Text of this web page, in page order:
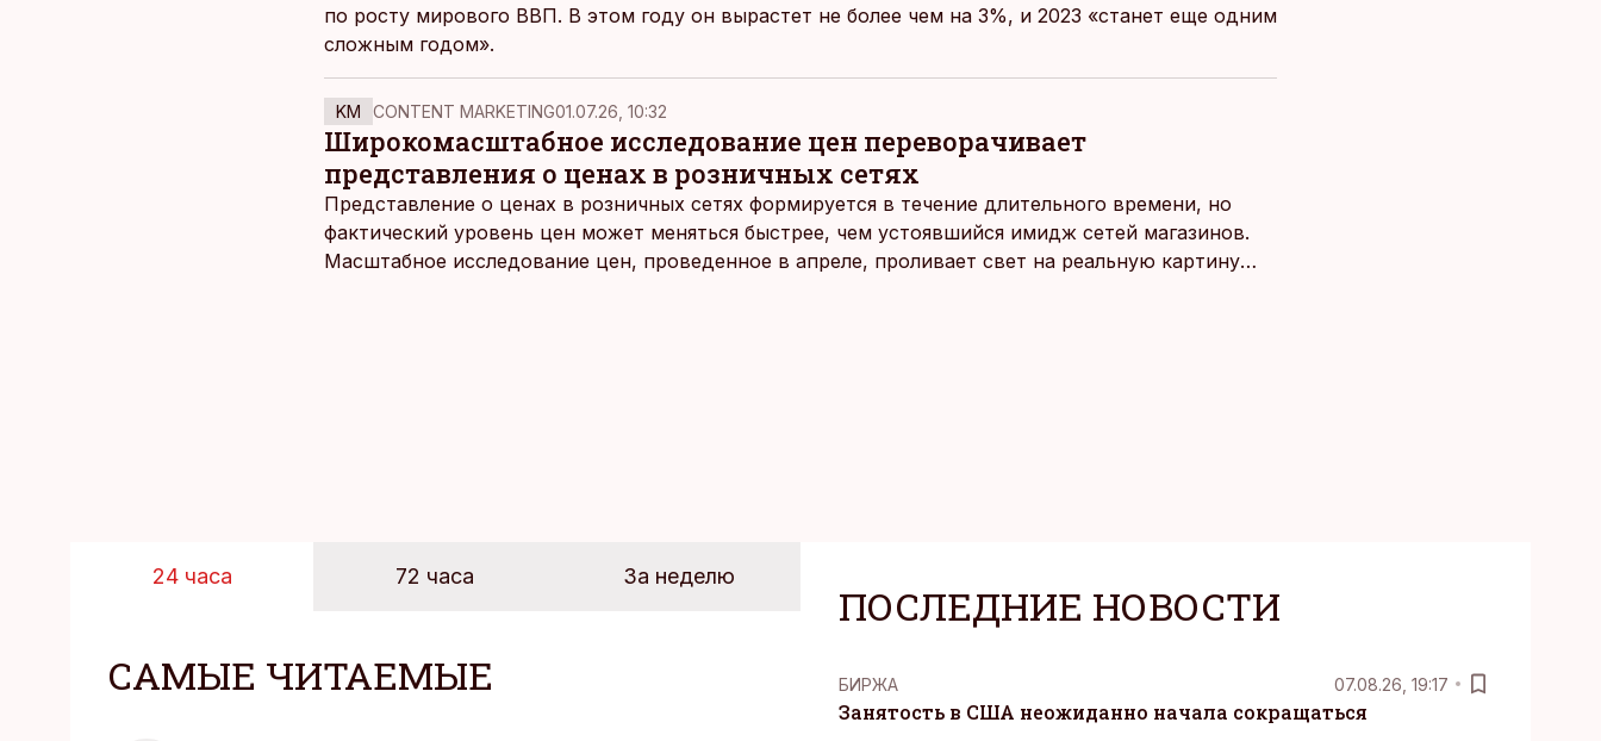
по росту мирового ВВП. В этом году он вырастет не более чем на 3%, и 2023 «станет еще одним
сложным годом».
KM CONTENT MARKETING01.07.26, 10:32
Широкомасштабное исследование цен переворачивает
представления о ценах в розничных сетях
Представление о ценах в розничных сетях формируется в течение длительного времени, но
фактический уровень цен может меняться быстрее, чем устоявшийся имидж сетей магазинов.
Масштабное исследование цен, проведенное в апреле, проливает свет на реальную картину
24 часа 72 часа За неделю
САМЫЕ ЧИТАЕМЫЕ
ПОСЛЕДНИЕ НОВОСТИ
БИРЖА 07.08.26, 19:17
Занятость в США неожиданно начала сокращаться